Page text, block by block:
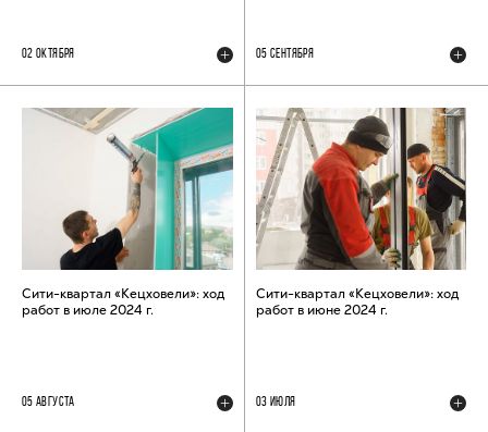
02 ОКТЯБРЯ 05 СЕНТЯБРЯ
Сити-квартал «Кецховели»: ход
работ в июле 2024 г.
05 АВГУСТА
Сити-квартал «Кецховели»: ход
работ в июне 2024 г.
03 ИЮЛЯ